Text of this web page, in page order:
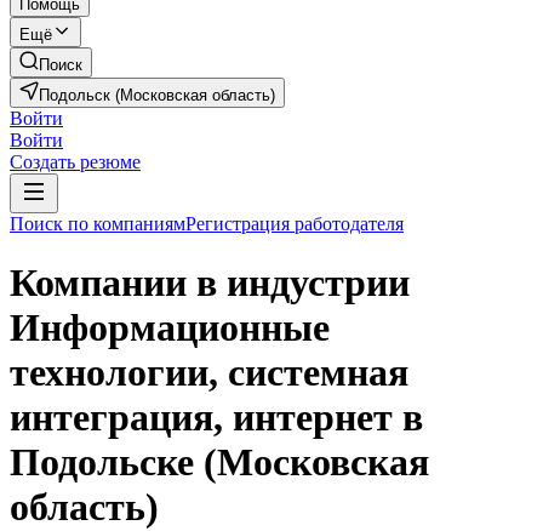
Помощь
Ещё
Поиск
Подольск (Московская область)
Войти
Войти
Создать резюме
Поиск по компаниямРегистрация работодателя
Компании в индустрии
Информационные
технологии, системная
интеграция, интернет в
Подольске (Московская
область)